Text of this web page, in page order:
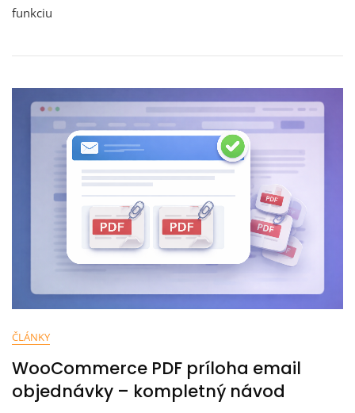
funkciu
ČLÁNKY
WooCommerce PDF príloha email
objednávky – kompletný návod